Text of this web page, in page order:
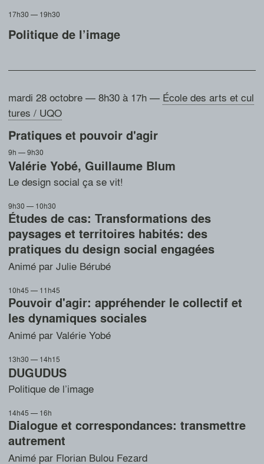
17h30 — 19h30
Politique de l’image
mardi 28 octobre — 8h30 à 17h — École des arts et cul
tures / UQO
Pratiques et pouvoir d'agir
9h — 9h30
Valérie Yobé, Guillaume Blum
Le design social ça se vit!
9h30 — 10h30
Études de cas: Transformations des
paysages et territoires habités: des
pratiques du design social engagées
Animé par Julie Bérubé
10h45 — 11h45
Pouvoir d'agir: appréhender le collectif et
les dynamiques sociales
Animé par Valérie Yobé
13h30 — 14h15
DUGUDUS
Politique de l’image
14h45 — 16h
Dialogue et correspondances: transmettre
autrement
Animé par Florian Bulou Fezard